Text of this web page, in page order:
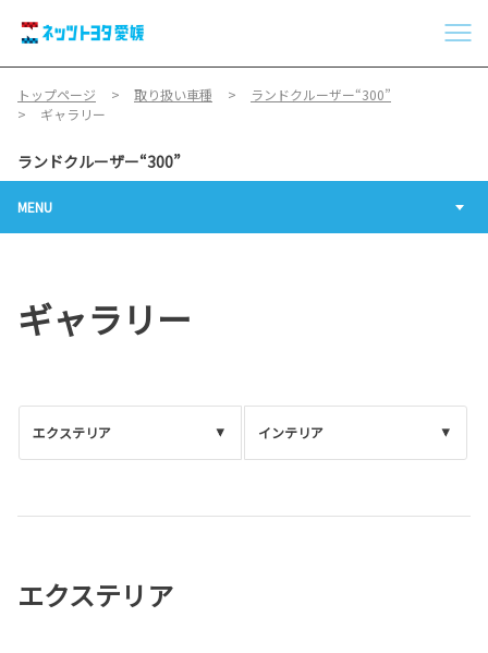
トップページ 取り扱い車種
ランドクルーザー“300”
ギャラリー
ランドクルーザー“300”
MENU
ギャラリー
エクステリア インテリア
エクステリア